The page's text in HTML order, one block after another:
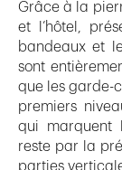
Grâce à la
et l’hôtel,
bandeaux et
sont
que les garde-
premiers
qui marquent
reste par la
parties